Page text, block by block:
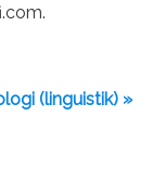
(linguistik) »